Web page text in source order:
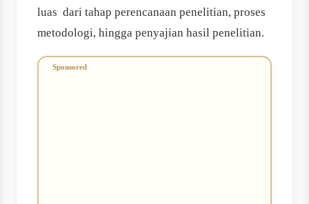
luas dari tahap perencanaan penelitian, proses
metodologi, hingga penyajian hasil penelitian.